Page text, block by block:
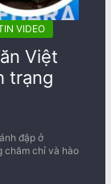
VIDEO
Việt
trạng
đập ở
chăm chỉ và hào